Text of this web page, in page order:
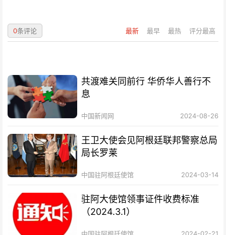
最新 最早 最热 评分最高
0条评论
共渡难关同前行 华侨华人善行不
息
中国新闻网 2024-08-26
王卫大使会见阿根廷联邦警察总局
局长罗莱
中国驻阿根廷使馆 2024-03-14
驻阿大使馆领事证件收费标准
（2024.3.1）